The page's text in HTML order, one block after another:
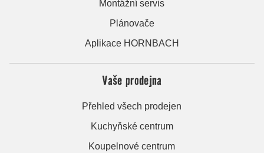
Montážní servis
Plánovače
Aplikace HORNBACH
Vaše prodejna
Přehled všech prodejen
Kuchyňské centrum
Koupelnové centrum